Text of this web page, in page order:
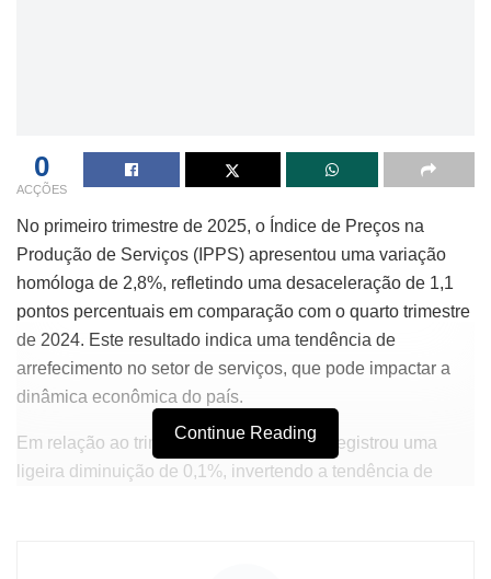
0
ACÇÕES
No primeiro trimestre de 2025, o Índice de Preços na
Produção de Serviços (IPPS) apresentou uma variação
homóloga de 2,8%, refletindo uma desaceleração de 1,1
pontos percentuais em comparação com o quarto trimestre
de 2024. Este resultado indica uma tendência de
arrefecimento no setor de serviços, que pode impactar a
dinâmica econômica do país.
Em relação ao trimestre anterior, o IPPS registrou uma
ligeira diminuição de 0,1%, invertendo a tendência de
Continue Reading